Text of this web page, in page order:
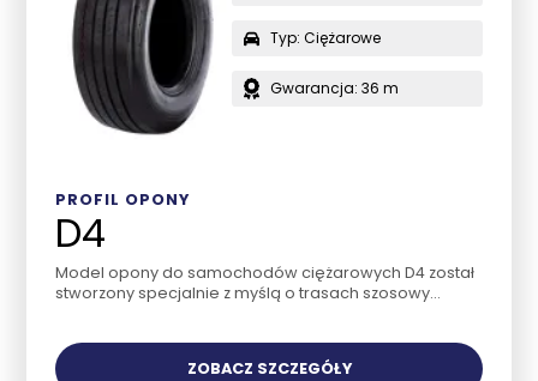
Typ: Ciężarowe
Gwarancja: 36 m
PROFIL OPONY
D4
Model opony do samochodów ciężarowych D4 został
stworzony specjalnie z myślą o trasach szosowy...
ZOBACZ SZCZEGÓŁY